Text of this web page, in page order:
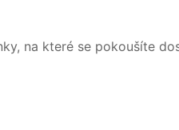
na které se pokoušíte